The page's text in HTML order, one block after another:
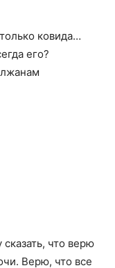
ковида…
его?
что верю
Верю, что все